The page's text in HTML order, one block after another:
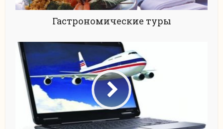
Гастрономические туры